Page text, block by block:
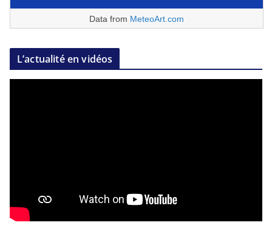
Data from MeteoArt.com
L’actualité en vidéos